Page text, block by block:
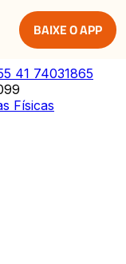
BAIXE O APP
41 74031865
Físicas